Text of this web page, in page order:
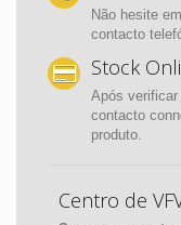
Não hesite
contacto
Stock
Após verificar
contacto
produto.
Centro de